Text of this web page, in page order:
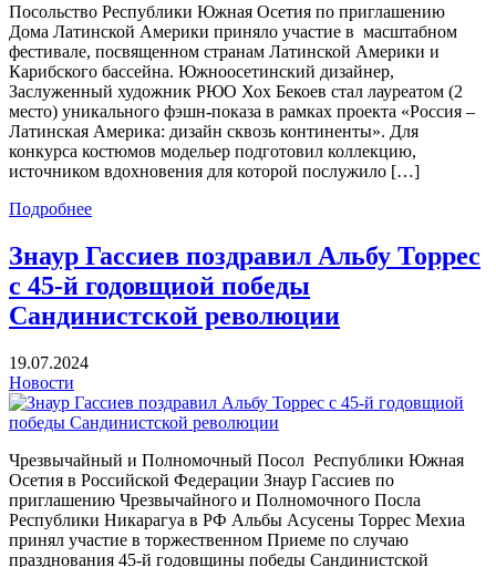
Посольство Республики Южная Осетия по приглашению
Дома Латинской Америки приняло участие в масштабном
фестивале, посвященном странам Латинской Америки и
Карибского бассейна. Южноосетинский дизайнер,
Заслуженный художник РЮО Хох Бекоев стал лауреатом (2
место) уникального фэшн-показа в рамках проекта «Россия –
Латинская Америка: дизайн сквозь континенты». Для
конкурса костюмов модельер подготовил коллекцию,
источником вдохновения для которой послужило […]
Подробнее
Знаур Гассиев поздравил Альбу Торрес
с 45-й годовщиой победы
Сандинистской революции
19.07.2024
Новости
Чрезвычайный и Полномочный Посол Республики Южная
Осетия в Российской Федерации Знаур Гассиев по
приглашению Чрезвычайного и Полномочного Посла
Республики Никарагуа в РФ Альбы Асусены Торрес Мехиа
принял участие в торжественном Приеме по случаю
празднования 45-й годовщины победы Сандинистской